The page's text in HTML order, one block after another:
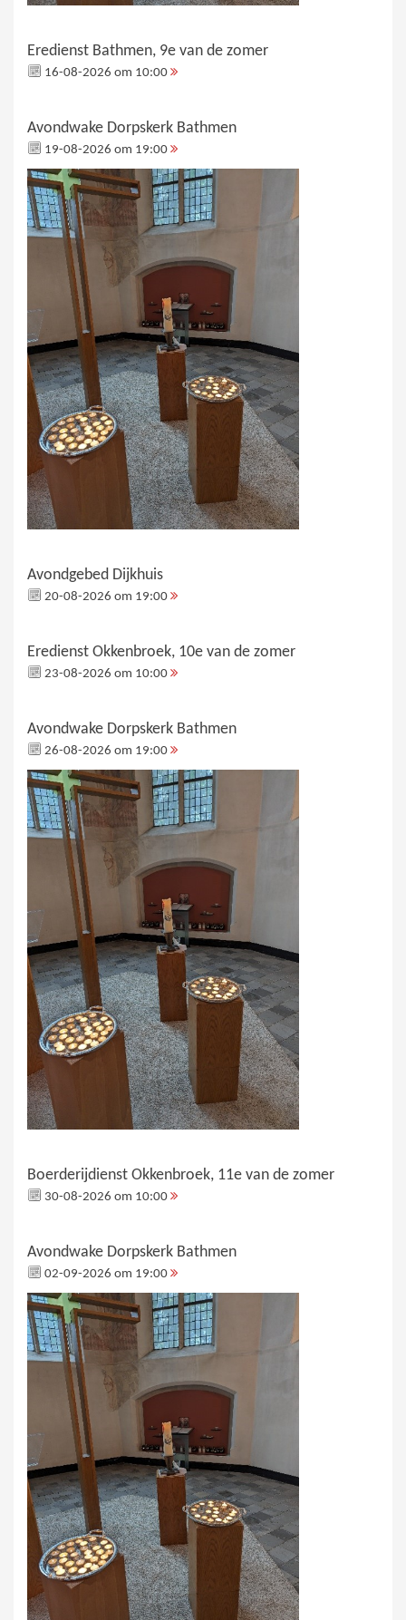
Eredienst Bathmen, 9e van de zomer
16-08-2026 om 10:00
Avondwake Dorpskerk Bathmen
19-08-2026 om 19:00
Avondgebed Dijkhuis
20-08-2026 om 19:00
Eredienst Okkenbroek, 10e van de zomer
23-08-2026 om 10:00
Avondwake Dorpskerk Bathmen
26-08-2026 om 19:00
Boerderijdienst Okkenbroek, 11e van de zomer
30-08-2026 om 10:00
Avondwake Dorpskerk Bathmen
02-09-2026 om 19:00